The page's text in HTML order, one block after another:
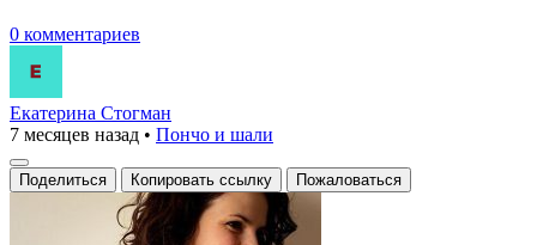
0 комментариев
Екатерина Стогман
7 месяцев назад • Пончо и шали
Поделиться Копировать ссылку Пожаловаться